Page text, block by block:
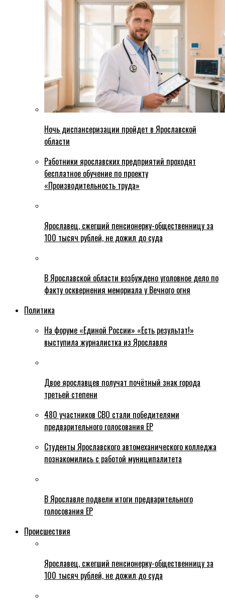
Ночь диспансеризации пройдет в Ярославской
области
Работники ярославских предприятий проходят
бесплатное обучение по проекту
«Производительность труда»
Ярославец, сжегший пенсионерку-общественницу за
100 тысяч рублей, не дожил до суда
В Ярославской области возбуждено уголовное дело по
факту осквернения мемориала у Вечного огня
Политика
На форуме «Единой России» «Есть результат!»
выступила журналистка из Ярославля
Двое ярославцев получат почётный знак города
третьей степени
480 участников СВО стали победителями
предварительного голосования ЕР
Студенты Ярославского автомеханического колледжа
познакомились с работой муниципалитета
В Ярославле подвели итоги предварительного
голосования ЕР
Происшествия
Ярославец, сжегший пенсионерку-общественницу за
100 тысяч рублей, не дожил до суда